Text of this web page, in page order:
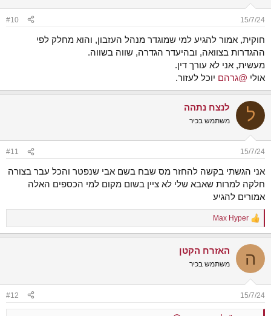
s
15/7/24
#10
חוקית, אמור להגיע למי שמוגדר מנהל העזבון, והוא מחלק לפי
ההגדרות בצוואה, ובהיעדר הגדרה, שווה בשווה.
מעשית, אני לא עורך דין.
אולי @גרהם יוכל לעזור.
ל לנצח נתהה
משתמש בכיר
15/7/24
#11
אני הגשתי בקשה להחזר מס שבח בשם אבי שנפטר והכל עבר בצורה
חלקה למרות שאבא שלי לא ציין בשום מקום למי הכספים האלה
אמורים להגיע
R
e
c
i
s
:
Max Hyper
ה האזרח הקטן
משתמש בכיר
15/7/24
#12